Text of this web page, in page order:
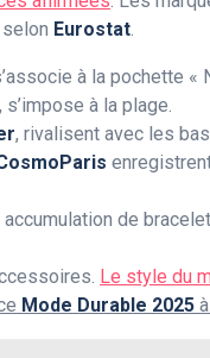
selon Eurostat.
à la pochette «
, s’impose à la plage.
, rivalisent avec les
accumulation de
Le style du
Mode Durable 2025 à